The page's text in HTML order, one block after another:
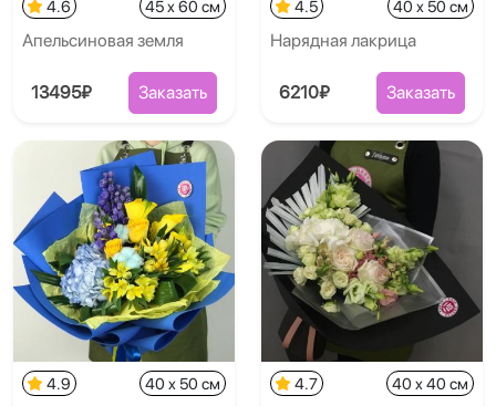
4.6 45 x 60 см
Апельсиновая земля
13495₽ Заказать
4.5 40 x 50 см
Нарядная лакрица
6210₽ Заказать
4.9 40 x 50 см 4.7 40 x 40 см